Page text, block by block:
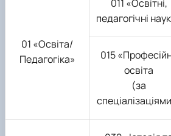
01 «Освіта/
Педагогіка»
011 «Освітні,
педагогічні
015
освіта
(за